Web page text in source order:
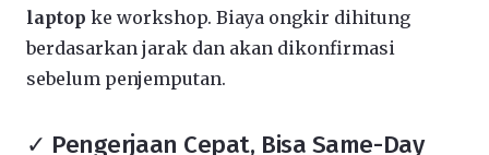
laptop ke workshop. Biaya ongkir dihitung
berdasarkan jarak dan akan dikonfirmasi
sebelum penjemputan.
✓ Pengerjaan Cepat, Bisa Same-Day